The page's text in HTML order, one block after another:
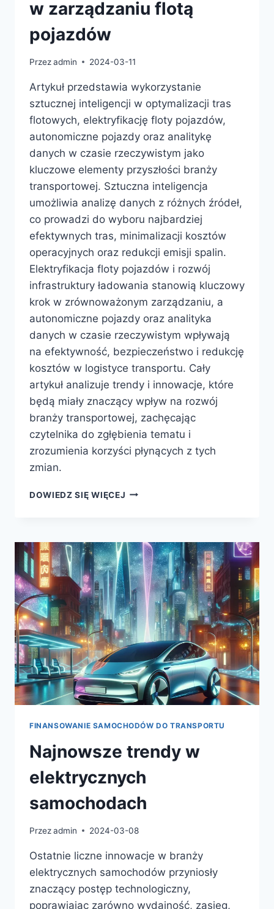
w zarządzaniu flotą
pojazdów
Przezadmin 2024-03-11
Artykuł przedstawia wykorzystanie
sztucznej inteligencji w optymalizacji tras
flotowych, elektryfikację floty pojazdów,
autonomiczne pojazdy oraz analitykę
danych w czasie rzeczywistym jako
kluczowe elementy przyszłości branży
transportowej. Sztuczna inteligencja
umożliwia analizę danych z różnych źródeł,
co prowadzi do wyboru najbardziej
efektywnych tras, minimalizacji kosztów
operacyjnych oraz redukcji emisji spalin.
Elektryfikacja floty pojazdów i rozwój
infrastruktury ładowania stanowią kluczowy
krok w zrównoważonym zarządzaniu, a
autonomiczne pojazdy oraz analityka
danych w czasie rzeczywistym wpływają
na efektywność, bezpieczeństwo i redukcję
kosztów w logistyce transportu. Cały
artykuł analizuje trendy i innowacje, które
będą miały znaczący wpływ na rozwój
branży transportowej, zachęcając
czytelnika do zgłębienia tematu i
zrozumienia korzyści płynących z tych
zmian.
DOWIEDZ SIĘ WIĘCEJ TECHNOLOGIE
FLOTĄ
POJAZDÓW
FINANSOWANIE SAMOCHODÓW DO TRANSPORTU
Najnowsze trendy w
elektrycznych
samochodach
Przezadmin 2024-03-08
Ostatnie liczne innowacje w branży
elektrycznych samochodów przyniosły
znaczący postęp technologiczny,
poprawiając zarówno wydajność, zasięg,